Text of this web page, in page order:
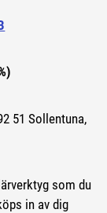
51 Sollentuna,
som du
in av dig